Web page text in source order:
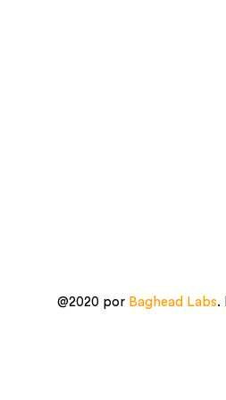
@2020 por Baghead Labs.